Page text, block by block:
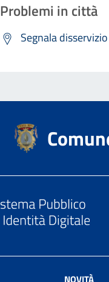
Problemi in città
Segnala disservizio
NOVITÀ